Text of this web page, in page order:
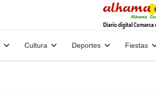
Cultura Deportes Fiestas